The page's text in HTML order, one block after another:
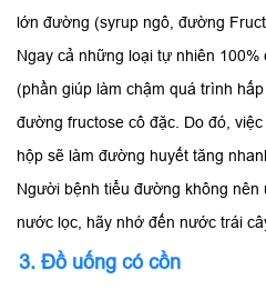
lớn đường (syrup ngô, đường
Ngay cả những loại tự nhiên
(phần giúp làm chậm quá trình
đường fructose cô đặc. Do đó,
hộp sẽ làm đường huyết tăng
Người bệnh tiểu đường không nên
nước lọc, hãy nhớ đến nước trái
3. Đồ uống có cồn